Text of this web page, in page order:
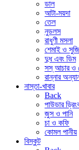
ডাল
আটা-ময়দা
তেল
নুডলস
রাধুণী মসলা
শেমাই ও সুজি
দুধ এবং ডিম
সস্ আচার ও
রান্নার
নাস্তা-খাবার
Back
পাউডার
জুস ও পানি
চা ও কফি
কোমল পানীয়
বিস্কুট